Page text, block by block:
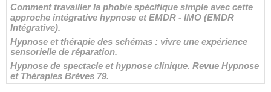
Comment travailler la phobie spécifique simple avec cette
approche intégrative hypnose et EMDR - IMO (EMDR
Intégrative).
Hypnose et thérapie des schémas : vivre une expérience
sensorielle de réparation.
Hypnose de spectacle et hypnose clinique. Revue Hypnose
et Thérapies Brèves 79.